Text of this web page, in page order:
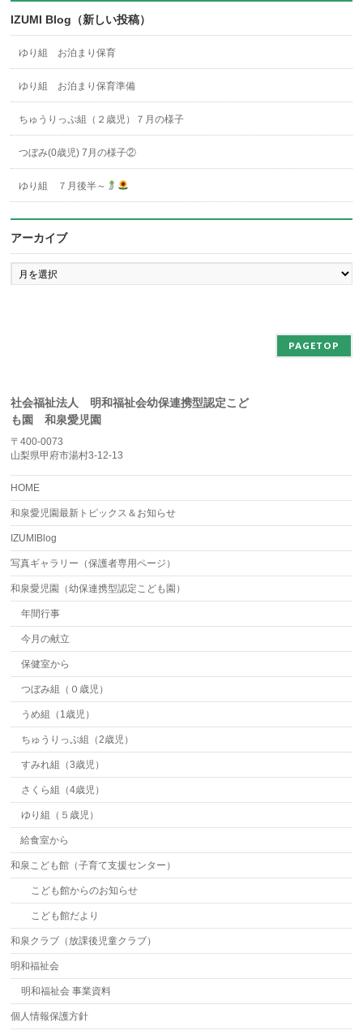
IZUMI Blog（新しい投稿）
ゆり組 お泊まり保育
ゆり組 お泊まり保育準備
ちゅうりっぷ組（２歳児）７月の様子
つぼみ(0歳児) 7月の様子②
ゆり組 ７月後半～
アーカイブ
ア
ー
PAGETOP
社会福祉法人 明和福祉会幼保連携型認定こど
も園 和泉愛児園
〒400-0073
山梨県甲府市湯村3-12-13
HOME
和泉愛児園最新トピックス＆お知らせ
IZUMIBlog
写真ギャラリー（保護者専用ページ）
和泉愛児園（幼保連携型認定こども園）
年間行事
今月の献立
保健室から
つぼみ組（０歳児）
うめ組（1歳児）
ちゅうりっぷ組（2歳児）
すみれ組（3歳児）
さくら組（4歳児）
ゆり組（５歳児）
給食室から
和泉こども館（子育て支援センター）
こども館からのお知らせ
こども館だより
和泉クラブ（放課後児童クラブ）
明和福祉会
明和福祉会 事業資料
個人情報保護方針